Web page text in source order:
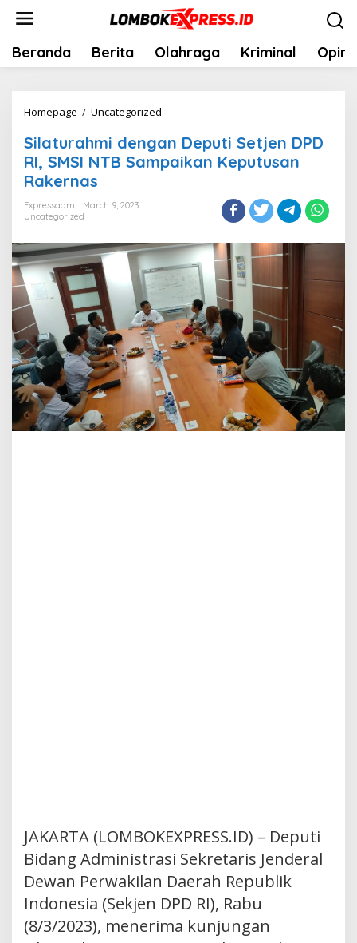
Skip
content
Beranda Berita Olahraga Kriminal Opini
Homepage / Uncategorized
Deputi
Setjen
NTB
Sampaikan
Keputusan
Rakernas
Silaturahmi dengan Deputi Setjen DPD
RI, SMSI NTB Sampaikan Keputusan
Rakernas
Expressadm
March 9, 2023
Uncategorized
JAKARTA (LOMBOKEXPRESS.ID) – Deputi
Bidang Administrasi Sekretaris Jenderal
Dewan Perwakilan Daerah Republik
Indonesia (Sekjen DPD RI), Rabu
(8/3/2023), menerima kunjungan